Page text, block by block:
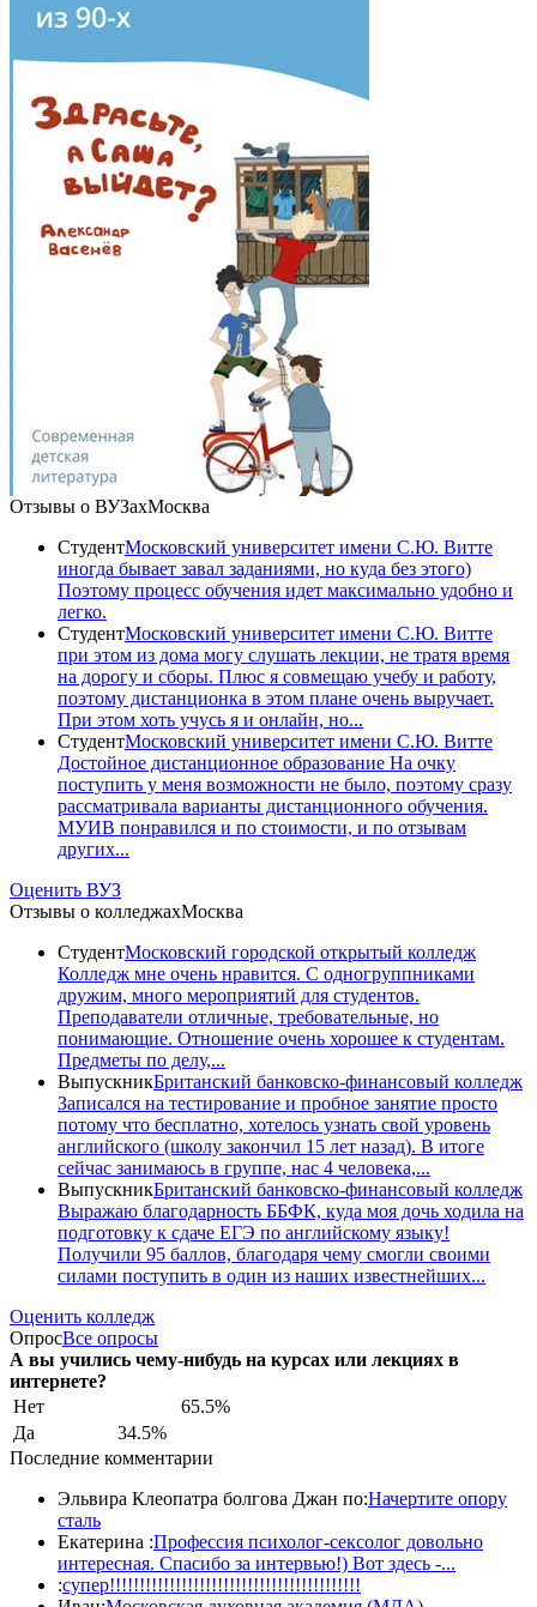
Отзывы о ВУЗахМосква
СтудентМосковский университет имени С.Ю. Витте
иногда бывает завал заданиями, но куда без этого)
Поэтому процесс обучения идет максимально удобно и
легко.
СтудентМосковский университет имени С.Ю. Витте
при этом из дома могу слушать лекции, не тратя время
на дорогу и сборы. Плюс я совмещаю учебу и работу,
поэтому дистанционка в этом плане очень выручает.
При этом хоть учусь я и онлайн, но...
СтудентМосковский университет имени С.Ю. Витте
Достойное дистанционное образование На очку
поступить у меня возможности не было, поэтому сразу
рассматривала варианты дистанционного обучения.
МУИВ понравился и по стоимости, и по отзывам
других...
Оценить ВУЗ
Отзывы о колледжахМосква
СтудентМосковский городской открытый колледж
Колледж мне очень нравится. С одногруппниками
дружим, много мероприятий для студентов.
Преподаватели отличные, требовательные, но
понимающие. Отношение очень хорошее к студентам.
Предметы по делу,...
ВыпускникБританский банковско-финансовый колледж
Записался на тестирование и пробное занятие просто
потому что бесплатно, хотелось узнать свой уровень
английского (школу закончил 15 лет назад). В итоге
сейчас занимаюсь в группе, нас 4 человека,...
ВыпускникБританский банковско-финансовый колледж
Выражаю благодарность ББФК, куда моя дочь ходила на
подготовку к сдаче ЕГЭ по английскому языку!
Получили 95 баллов, благодаря чему смогли своими
силами поступить в один из наших известнейших...
Оценить колледж
ОпросВсе опросы
А вы учились чему-нибудь на курсах или лекциях в
интернете?
Нет
65.5%
Да
34.5%
Последние комментарии
Эльвира Клеопатра болгова Джан по:Начертите опору
сталь
Екатерина :Профессия психолог-сексолог довольно
интересная. Спасибо за интервью!) Вот здесь -...
:супер!!!!!!!!!!!!!!!!!!!!!!!!!!!!!!!!!!!!!!!!!!